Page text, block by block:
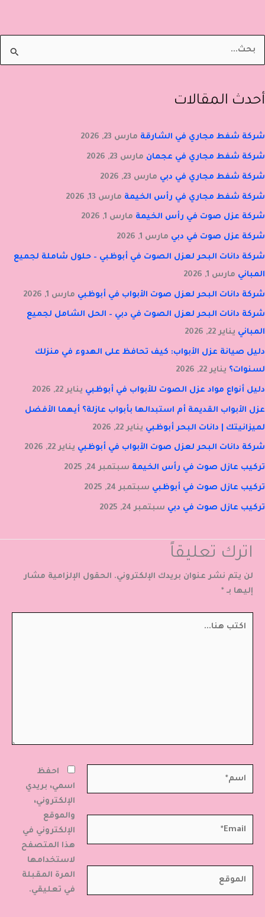
ح
ع
أحدث المقالات
شركة شفط مجاري في الشارقة مارس 23, 2026
شركة شفط مجاري في عجمان مارس 23, 2026
شركة شفط مجاري في دبي مارس 23, 2026
شركة شفط مجاري في رأس الخيمة مارس 13, 2026
شركة عزل صوت في رأس الخيمة مارس 1, 2026
شركة عزل صوت في دبي مارس 1, 2026
شركة دانات البحر لعزل الصوت في أبوظبي – حلول شاملة لجميع
المباني مارس 1, 2026
شركة دانات البحر لعزل صوت الأبواب في أبوظبي مارس 1, 2026
شركة دانات البحر لعزل الصوت في دبي – الحل الشامل لجميع
المباني يناير 22, 2026
دليل صيانة عزل الأبواب: كيف تحافظ على الهدوء في منزلك
لسنوات؟ يناير 22, 2026
دليل أنواع مواد عزل الصوت للأبواب في أبوظبي يناير 22, 2026
عزل الأبواب القديمة أم استبدالها بأبواب عازلة؟ أيهما الأفضل
لميزانيتك | دانات البحر أبوظبي يناير 22, 2026
شركة دانات البحر لعزل صوت الأبواب في أبوظبي يناير 22, 2026
تركيب عازل صوت في رأس الخيمة سبتمبر 24, 2025
تركيب عازل صوت في أبوظبي سبتمبر 24, 2025
تركيب عازل صوت في دبي سبتمبر 24, 2025
اترك تعليقاً
لن يتم نشر عنوان بريدك الإلكتروني. الحقول الإلزامية مشار
إليها بـ *
احفظ
اسمي، بريدي
الإلكتروني،
والموقع
الإلكتروني في
هذا المتصفح
لاستخدامها
المرة المقبلة
في تعليقي.